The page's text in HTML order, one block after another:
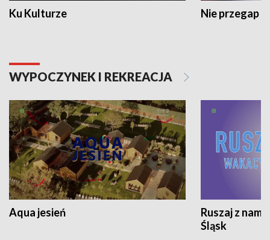
Ku Kulturze Nie przegap
WYPOCZYNEK I REKREACJA
Aqua jesień
Ruszaj z
Śląsk